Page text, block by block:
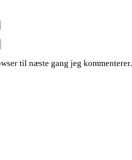
til næste gang jeg kommenterer.